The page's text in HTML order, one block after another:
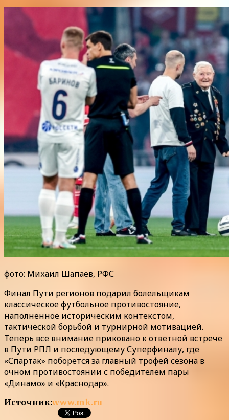
фото: Михаил Шапаев, РФС
Финал Пути регионов подарил болельщикам
классическое футбольное противостояние,
наполненное историческим контекстом,
тактической борьбой и турнирной мотивацией.
Теперь все внимание приковано к ответной встрече
в Пути РПЛ и последующему Суперфиналу, где
«Спартак» поборется за главный трофей сезона в
очном противостоянии с победителем пары
«Динамо» и «Краснодар».
Источник:www.mk.ru